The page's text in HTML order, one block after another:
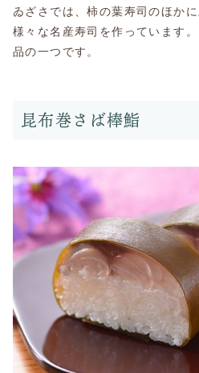
ゐざさでは、柿の葉寿司のほか
様々な名産寿司を作っています
品の一つです。
昆布巻さば棒鮨